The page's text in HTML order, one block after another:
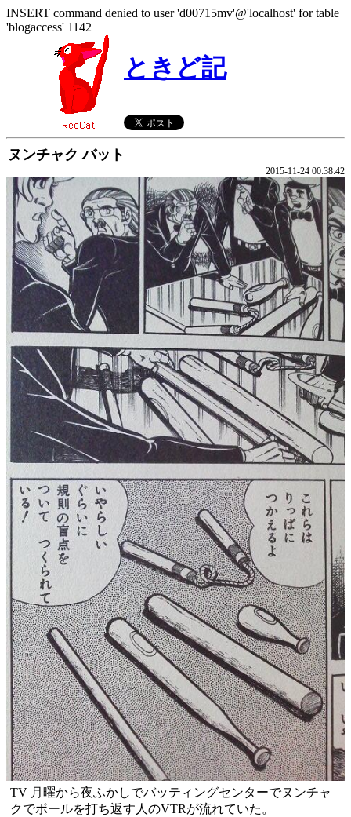
INSERT command denied to user 'd00715mv'@'localhost' for table
'blogaccess' 1142
ときど記
ヌンチャク バット
2015-11-24 00:38:42
TV 月曜から夜ふかしでバッティングセンターでヌンチャ
クでボールを打ち返す人のVTRが流れていた。